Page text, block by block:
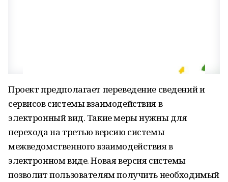
Проект предполагает переведение сведений и
сервисов системы взаимодействия в
электронный вид. Такие меры нужны для
перехода на третью версию системы
межведомственного взаимодействия в
электронном виде. Новая версия системы
позволит пользователям получить необходимый